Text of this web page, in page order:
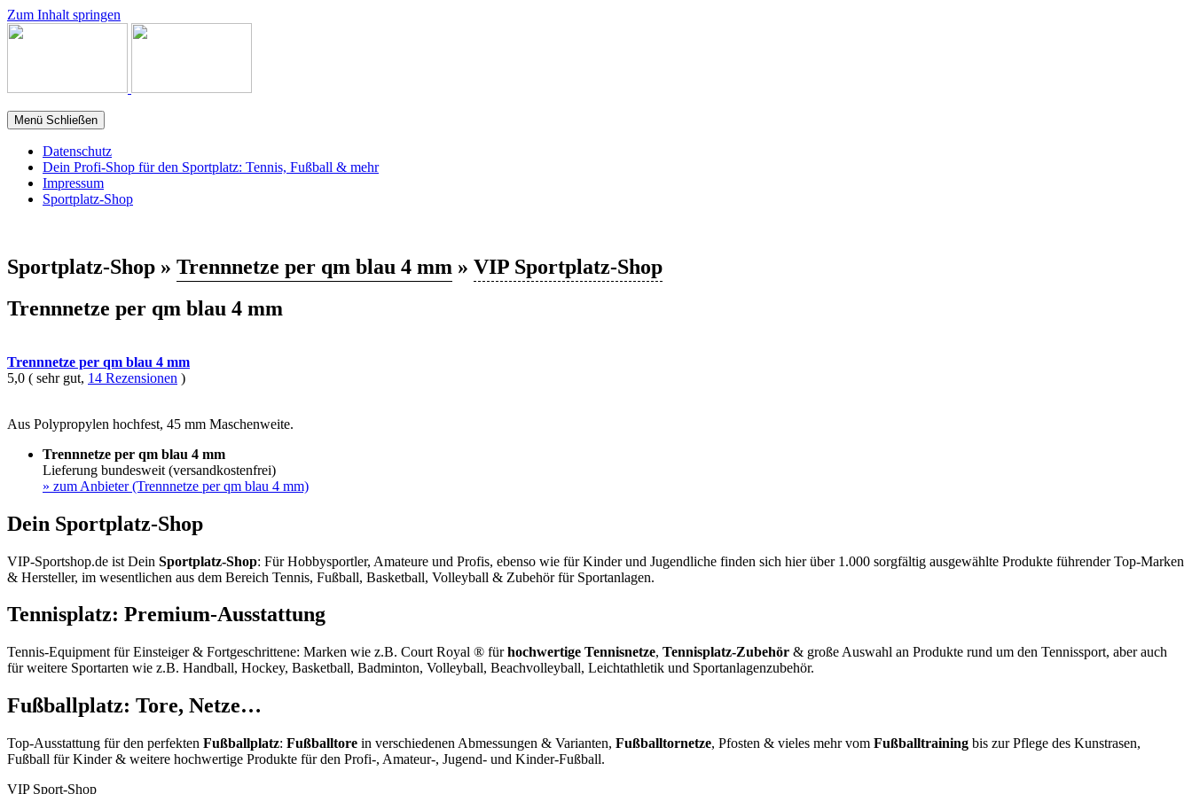
Zum Inhalt springen
Menü Schließen
Datenschutz
Dein Profi-Shop für den Sportplatz: Tennis, Fußball & mehr
Impressum
Sportplatz-Shop
Sportplatz-Shop » Trennnetze per qm blau 4 mm » VIP Sportplatz-Shop
Trennnetze per qm blau 4 mm
Trennnetze per qm blau 4 mm
5,0 ( sehr gut, 14 Rezensionen )
Aus Polypropylen hochfest, 45 mm Maschenweite.
Trennnetze per qm blau 4 mm
Lieferung bundesweit (versandkostenfrei)
» zum Anbieter (Trennnetze per qm blau 4 mm)
Dein Sportplatz-Shop
VIP-Sportshop.de ist Dein Sportplatz-Shop: Für Hobbysportler, Amateure und Profis, ebenso wie für Kinder und Jugendliche finden sich hier über 1.000 sorgfältig ausgewählte Produkte führender Top-Marken
& Hersteller, im wesentlichen aus dem Bereich Tennis, Fußball, Basketball, Volleyball & Zubehör für Sportanlagen.
Tennisplatz: Premium-Ausstattung
Tennis-Equipment für Einsteiger & Fortgeschrittene: Marken wie z.B. Court Royal ® fürhochwertige Tennisnetze, Tennisplatz-Zubehör & große Auswahl an Produkte rund um den Tennissport, aber auch
für weitere Sportarten wie z.B. Handball, Hockey, Basketball, Badminton, Volleyball, Beachvolleyball, Leichtathletik und Sportanlagenzubehör.
Fußballplatz: Tore, Netze…
Top-Ausstattung für den perfekten Fußballplatz: Fußballtore in verschiedenen Abmessungen & Varianten, Fußballtornetze, Pfosten & vieles mehr vom Fußballtraining bis zur Pflege des Kunstrasen,
Fußball für Kinder & weitere hochwertige Produkte für den Profi-, Amateur-, Jugend- und Kinder-Fußball.
VIP Sport-Shop